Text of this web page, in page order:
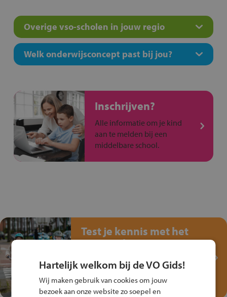
Overige vso-scholen in jouw regio
Welk onderwijsconcept past bij jou?
Inschrijven?
Alle informatie om je kind
aan te melden bij een
middelbare school.
Test je kennis met het
Fiets Veilig
Speel het Fiets Veilig Verkeersspel
en win een Cortina-fiets!
Hartelijk welkom bij de VO Gids!
Wij maken gebruik van cookies om jouw
bezoek aan onze website zo soepel en